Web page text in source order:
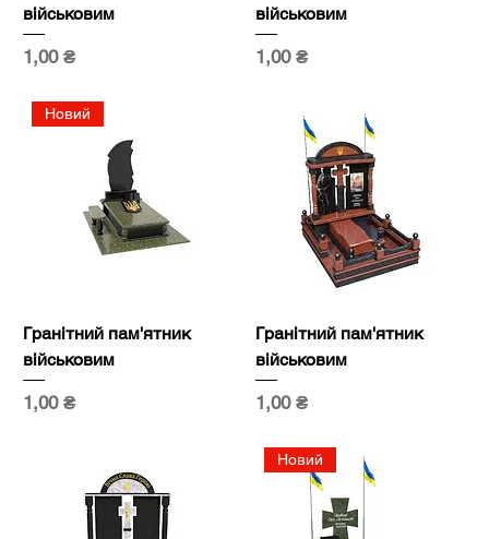
військовим
Ціна
1,00 ₴
військовим
Ціна
1,00 ₴
Новий
Гранітний пам'ятник
військовим
Ціна
1,00 ₴
Гранітний пам'ятник
військовим
Ціна
1,00 ₴
Новий